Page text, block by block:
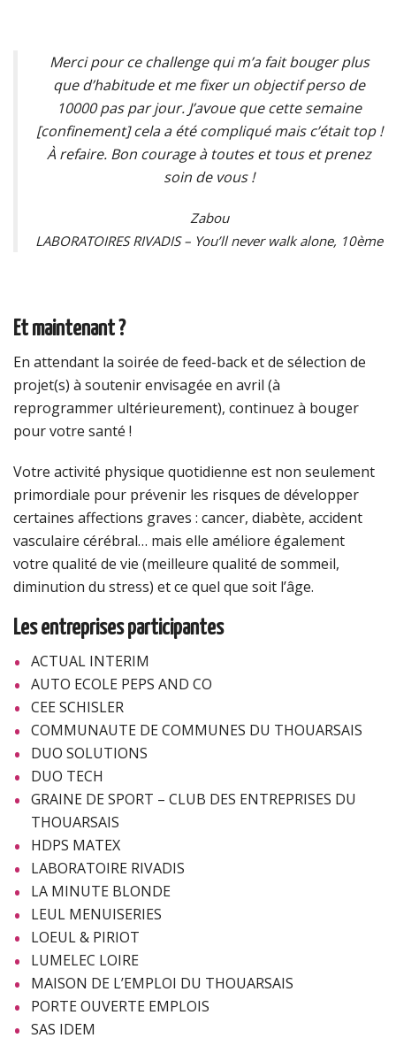
Merci pour ce challenge qui m’a fait bouger plus
que d’habitude et me fixer un objectif perso de
10000 pas par jour. J’avoue que cette semaine
[confinement] cela a été compliqué mais c’était top !
À refaire. Bon courage à toutes et tous et prenez
soin de vous !
Zabou
LABORATOIRES RIVADIS – You’ll never walk alone, 10ème
Et maintenant ?
En attendant la soirée de feed-back et de sélection de
projet(s) à soutenir envisagée en avril (à
reprogrammer ultérieurement), continuez à bouger
pour votre santé !
Votre activité physique quotidienne est non seulement
primordiale pour prévenir les risques de développer
certaines affections graves : cancer, diabète, accident
vasculaire cérébral… mais elle améliore également
votre qualité de vie (meilleure qualité de sommeil,
diminution du stress) et ce quel que soit l’âge.
Les entreprises participantes
ACTUAL INTERIM
AUTO ECOLE PEPS AND CO
CEE SCHISLER
COMMUNAUTE DE COMMUNES DU THOUARSAIS
DUO SOLUTIONS
DUO TECH
GRAINE DE SPORT – CLUB DES ENTREPRISES DU
THOUARSAIS
HDPS MATEX
LABORATOIRE RIVADIS
LA MINUTE BLONDE
LEUL MENUISERIES
LOEUL & PIRIOT
LUMELEC LOIRE
MAISON DE L’EMPLOI DU THOUARSAIS
PORTE OUVERTE EMPLOIS
SAS IDEM